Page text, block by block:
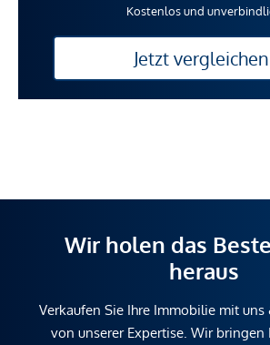
Kostenlos und
Jetzt
Wir holen das
heraus
Verkaufen Sie Ihre Immobilie mit
von unserer Expertise. Wir bringen